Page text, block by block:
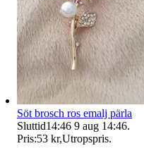
Söt brosch ros emalj pärla
Sluttid14:46 9 aug 14:46.
Pris:53 kr,Utropspris.